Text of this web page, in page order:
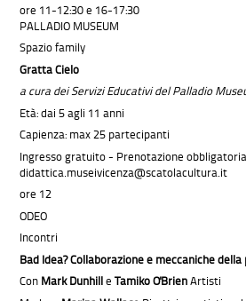
ore 11-12:30 e 16-17:30
PALLADIO MUSEUM
Spazio family
Gratta Cielo
a cura dei Servizi Educativi del Palladio
Età: dai 5 agli 11 anni
Capienza: max 25 partecipanti
Ingresso gratuito - Prenotazione
didattica.museivicenza@scatolacultura.it
ore 12
ODEO
Incontri
Bad Idea? Collaborazione e meccaniche
Con MarkDunhille Tamiko O'BrienArtisti